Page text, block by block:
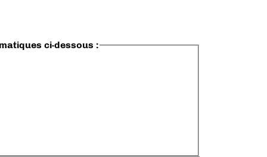
ci-dessous :